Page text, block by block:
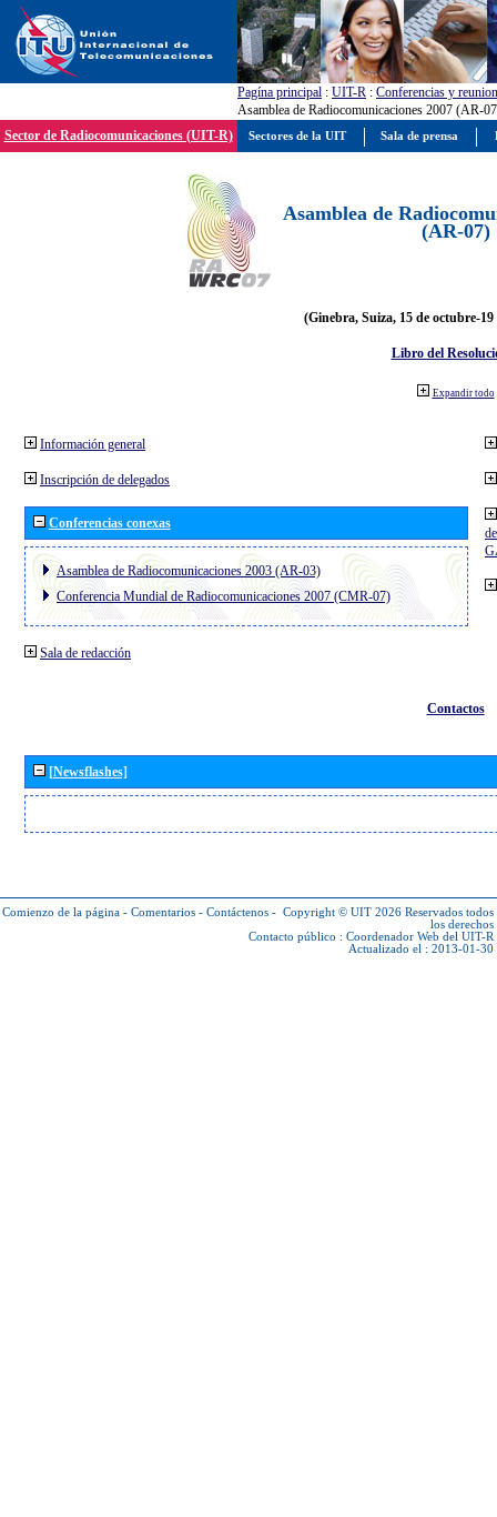
Pagína principal : UIT-R : Conferencias y
Asamblea de Radiocomunicaciones 2007 (AR-
Sector de Radiocomunicaciones (UIT-R)
Asamblea de
(AR-07)
(Ginebra, Suiza, 15 de octubre-19
Libro del
Expandir todo
Información general
Inscripción de delegados
Conferencias conexas
Asamblea de Radiocomunicaciones 2003 (AR-03)
Conferencia Mundial de Radiocomunicaciones 2007 (CMR-07)
Sala de redacción
Contactos
[Newsflashes]
Comienzo de la página - Comentarios - Contáctenos - Copyright © UIT 2026 Reservados todos
los derechos
Contacto público : Coordenador Web del UIT-R
Actualizado el : 2013-01-30
Sectores de la UIT Sala de prensa